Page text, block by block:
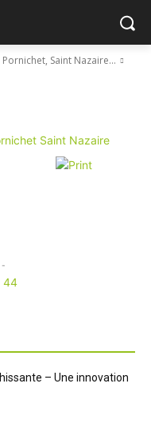
Saint Nazaire…
-
– Une innovation